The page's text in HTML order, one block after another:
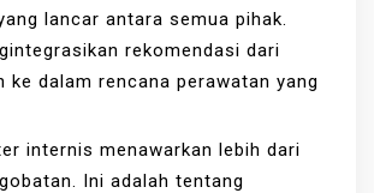
lancar antara semua pihak.
rekomendasi dari
ke dalam rencana perawatan yang
internis menawarkan lebih dari
Ini adalah tentang